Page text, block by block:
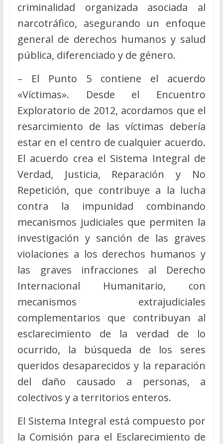
criminalidad organizada asociada al
narcotráfico, asegurando un enfoque
general de derechos humanos y salud
pública, diferenciado y de género.
– El Punto 5 contiene el acuerdo
«Víctimas». Desde el Encuentro
Exploratorio de 2012, acordamos que el
resarcimiento de las víctimas debería
estar en el centro de cualquier acuerdo.
El acuerdo crea el Sistema Integral de
Verdad, Justicia, Reparación y No
Repetición, que contribuye a la lucha
contra la impunidad combinando
mecanismos judiciales que permiten la
investigación y sanción de las graves
violaciones a los derechos humanos y
las graves infracciones al Derecho
Internacional Humanitario, con
mecanismos extrajudiciales
complementarios que contribuyan al
esclarecimiento de la verdad de lo
ocurrido, la búsqueda de los seres
queridos desaparecidos y la reparación
del daño causado a personas, a
colectivos y a territorios enteros.
El Sistema Integral está compuesto por
la Comisión para el Esclarecimiento de